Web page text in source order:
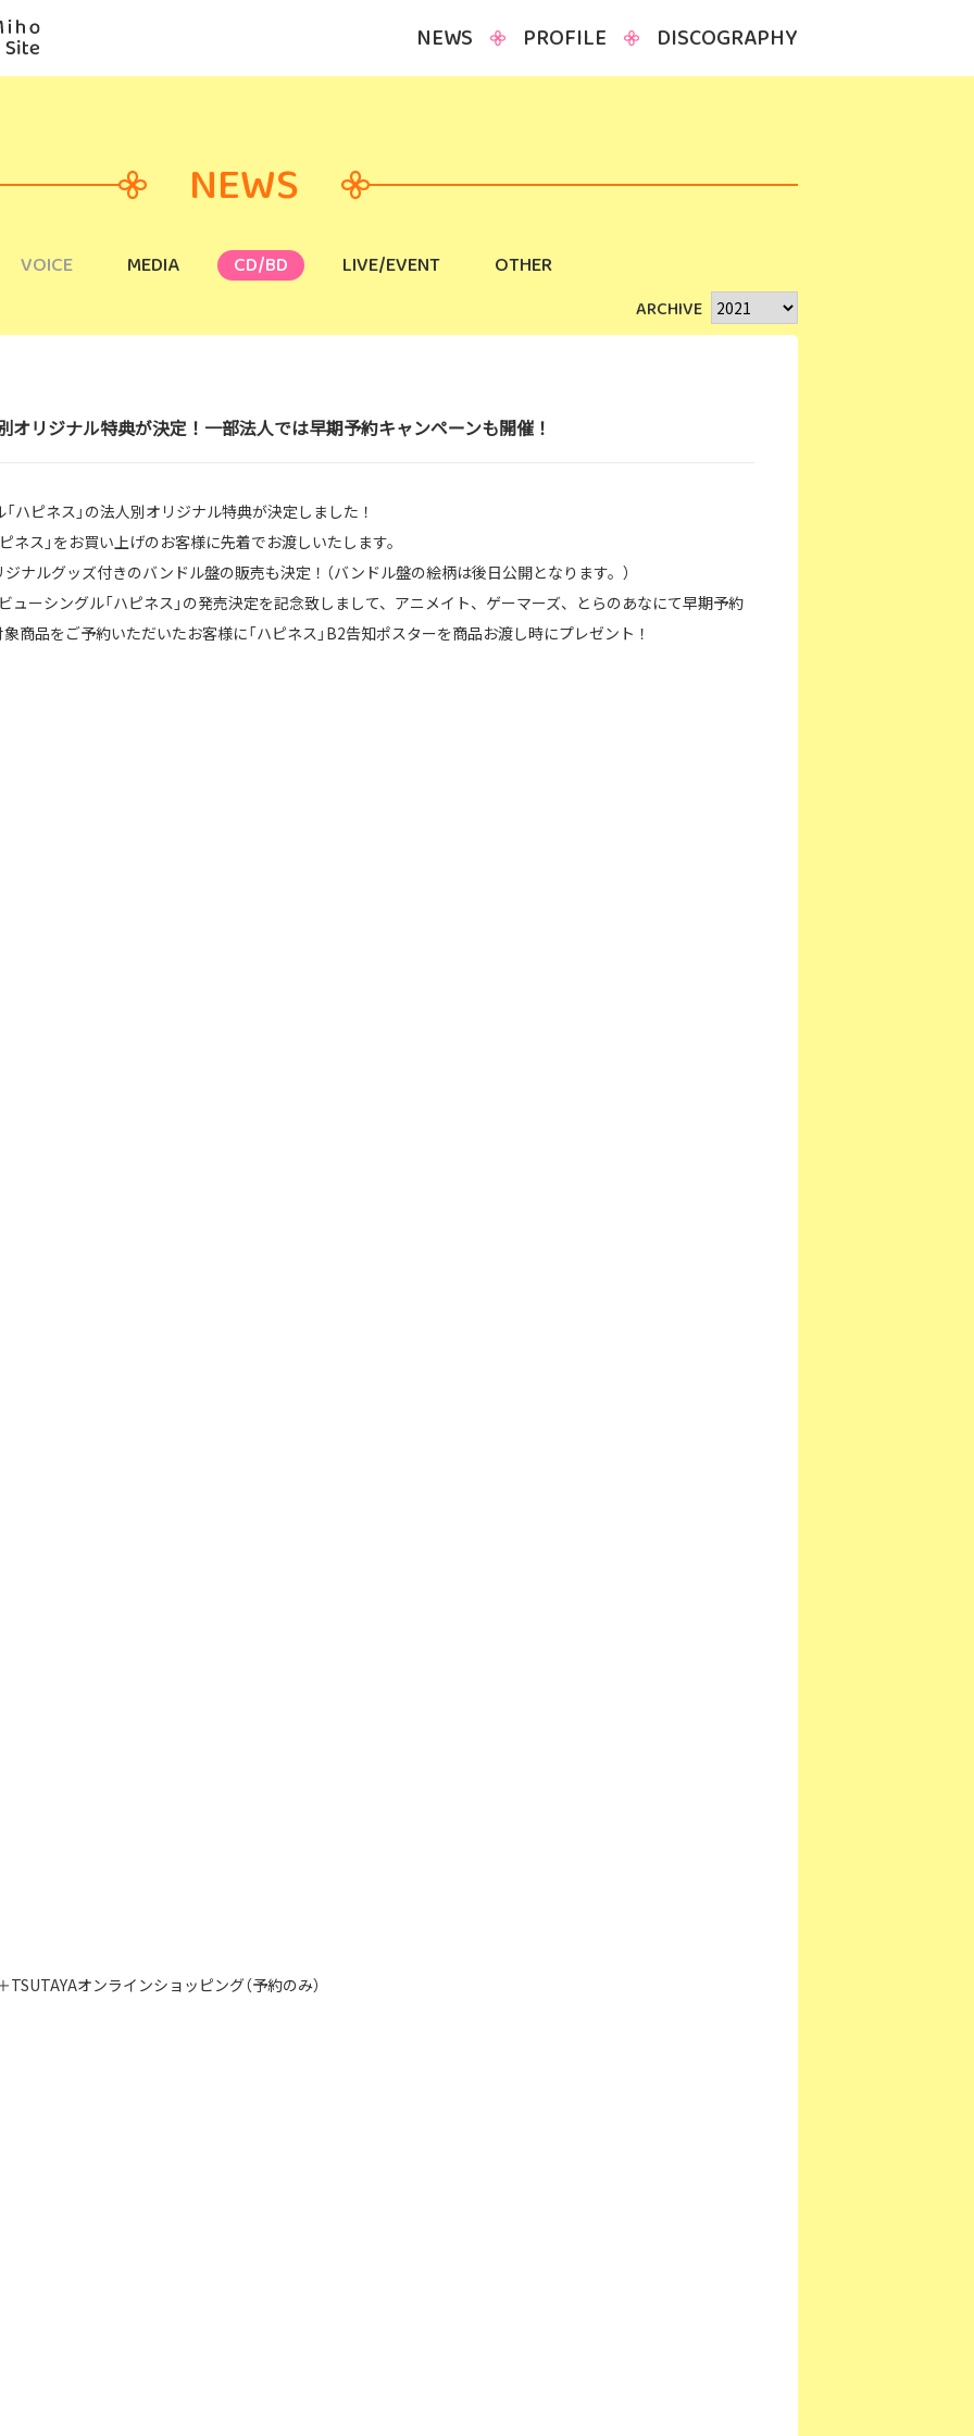
NEWS PROFILE DISCOGRAPHY
NEWS
VOICE MEDIA CD/BD LIVE/EVENT OTHER
ARCHIVE
オリジナル特典が決定！一部法人では早期予約キャンペーンも開催！
ハピネス」の法人別オリジナル特典が決定しました！
ネス」をお買い上げのお客様に先着でお渡しいたします。
ナルグッズ付きのバンドル盤の販売も決定！（バンドル盤の絵柄は後日公開となります。）
ーシングル「ハピネス」の発売決定を記念致しまして、アニメイト、ゲーマーズ、とらのあなにて早期予約
商品をご予約いただいたお客様に「ハピネス」B2告知ポスターを商品お渡し時にプレゼント！
オンラインショッピング（予約のみ）